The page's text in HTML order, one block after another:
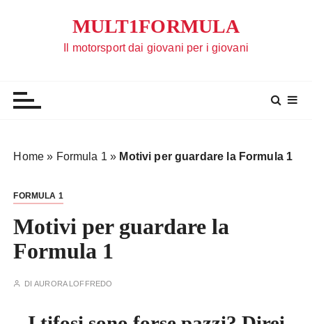
MULT1FORMULA
Il motorsport dai giovani per i giovani
Home » Formula 1 » Motivi per guardare la Formula 1
FORMULA 1
Motivi per guardare la
Formula 1
DIAURORA LOFFREDO